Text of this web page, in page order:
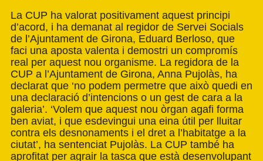
La CUP ha valorat positivament aquest principi
d’acord, i ha demanat al regidor de Servei Socials
de l’Ajuntament de Girona, Eduard Berloso, que
faci una aposta valenta i demostri un compromís
real per aquest nou organisme. La regidora de la
CUP a l’Ajuntament de Girona, Anna Pujolàs, ha
declarat que ‘no podem permetre que això quedi en
una declaració d’intencions o un gest de cara a la
galeria’. ‘Volem que aquest nou òrgan agafi forma
ben aviat, i que esdevingui una eina útil per lluitar
contra els desnonaments i el dret a l’habitatge a la
ciutat’, ha sentenciat Pujolàs. La CUP també ha
aprofitat per agrair la tasca que està desenvolupant